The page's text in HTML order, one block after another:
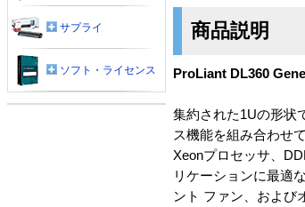
商品説明
ProLiant DL360
集約された1Uの形状
ス機能を組み合わせ
Xeonプロセッサ、
リケーションに最適
ント ファン、および
サプライ
ソフト・ライセンス